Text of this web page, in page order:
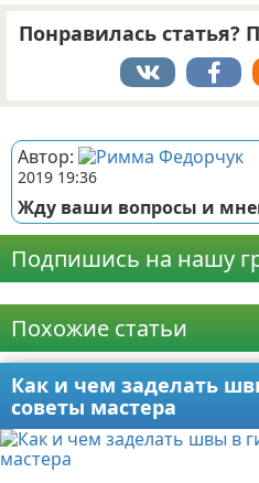
Понравилась статья?
Автор:
2019 19:36
Жду ваши вопросы и
Подпишись на нашу
Похожие статьи
Как и чем заделать
советы мастера